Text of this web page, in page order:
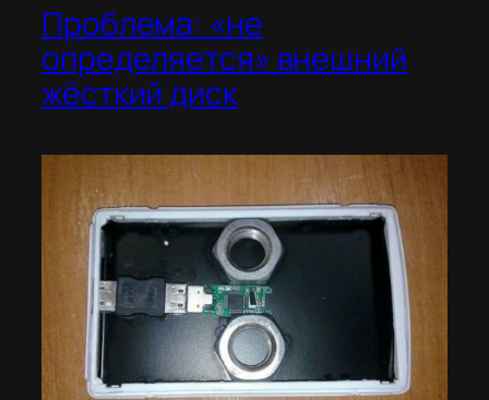
Проблема: «не
определяется» внешний
жёсткий диск